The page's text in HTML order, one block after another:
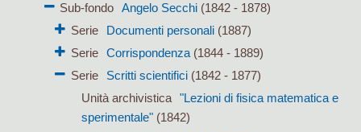
Sub-fondo
Angelo Secchi (1842 - 1878)
Serie
Documenti personali(1887)
Serie
Corrispondenza(1844 - 1889)
Serie
Scritti scientifici(1842 - 1877)
Unità archivistica "Lezioni di fisica matematica e
sperimentale"(1842)